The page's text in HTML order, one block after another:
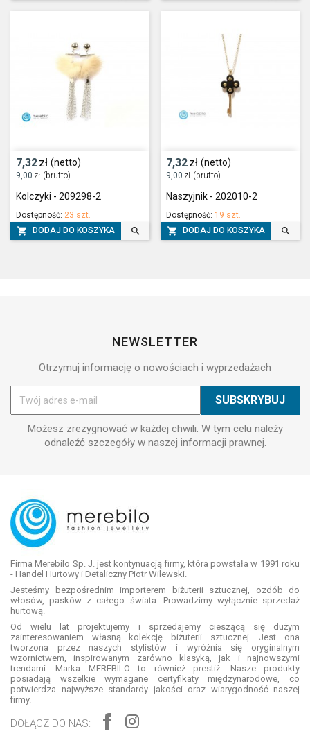
7,32zł (netto)
9,00 zł (brutto)
Kolczyki - 209298-2
Dostępność: 23 szt.
 DODAJ DO KOSZYKA 
7,32zł (netto)
9,00 zł (brutto)
Naszyjnik - 202010-2
Dostępność: 19 szt.
 DODAJ DO KOSZYKA 
NEWSLETTER
Otrzymuj informację o nowościach i wyprzedażach
Możesz zrezygnować w każdej chwili. W tym celu należy
odnaleźć szczegóły w naszej informacji prawnej.
Firma Merebilo Sp. J. jest kontynuacją firmy, która powstała w 1991 roku
- Handel Hurtowy i Detaliczny Piotr Wilewski.
Jesteśmy bezpośrednim importerem biżuterii sztucznej, ozdób do
włosów, pasków z całego świata. Prowadzimy wyłącznie sprzedaż
hurtową.
Od wielu lat projektujemy i sprzedajemy cieszącą się dużym
zainteresowaniem własną kolekcję biżuterii sztucznej. Jest ona
tworzona przez naszych stylistów i wyróżnia się oryginalnym
wzornictwem, inspirowanym zarówno klasyką, jak i najnowszymi
trendami. Marka MEREBILO to również prestiż. Nasze produkty
posiadają wszelkie wymagane certyfikaty międzynarodowe, co
potwierdza najwyższe standardy jakości oraz wiarygodność naszej
firmy.
DOŁĄCZ DO NAS: